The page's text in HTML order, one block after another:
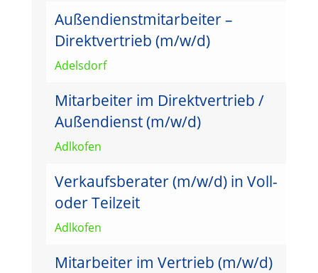
Außendienstmitarbeiter –
Direktvertrieb (m/w/d)
Adelsdorf
Mitarbeiter im Direktvertrieb /
Außendienst (m/w/d)
Adlkofen
Verkaufsberater (m/w/d) in Voll-
oder Teilzeit
Adlkofen
Mitarbeiter im Vertrieb (m/w/d)